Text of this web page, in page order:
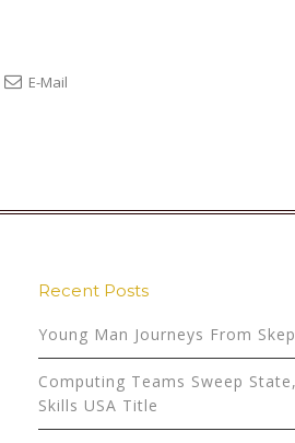
E-Mail
Recent Posts
Young Man Journeys From
Computing Teams Sweep
Skills USA Title